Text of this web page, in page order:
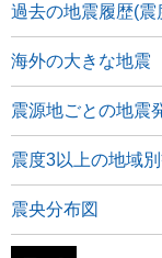
過去の地震履歴(震
海外の大きな地震
震源地ごとの地震
震度3以上の地域
震央分布図